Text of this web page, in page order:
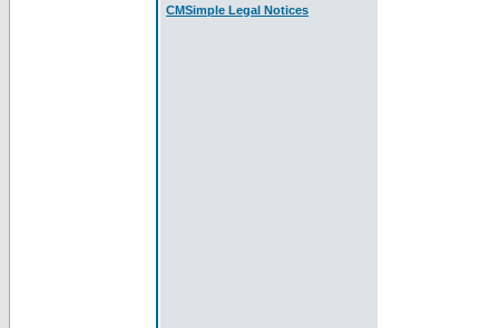
CMSimple Legal Notices